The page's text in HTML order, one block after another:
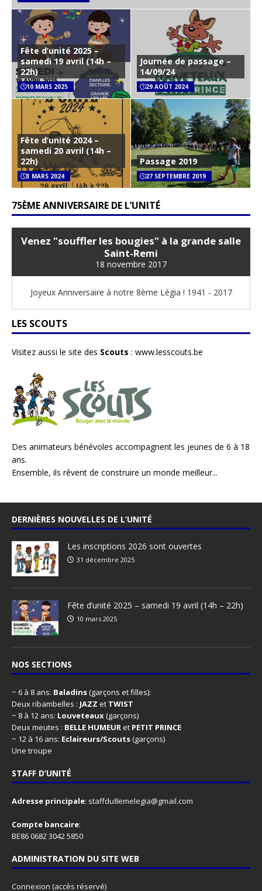
Fête d’unité 2025 –
samedi 19 avril (14h –
22h)
10 MARS 2025
Journée de passage –
14/09/24
29 AOÛT 2024
Fête d’unité 2024 –
samedi 20 avril (14h –
22h)
3 MARS 2024
Passage 2019
27 SEPTEMBRE 2019
75ÈME ANNIVERSAIRE DE L’UNITÉ
Venez "souffler les bougies" à la grande salle
Saint-Remi
18 novembre 2017
Joyeux Anniversaire à notre 8ème Légia ! 1941 - 2017
LES SCOUTS
Visitez aussi le site des Scouts : www.lesscouts.be
Des animateurs bénévoles accompagnent les jeunes de 6 à 18
ans.
Ensemble, ils rêvent de construire un monde meilleur...
DERNIÈRES NOUVELLES DE L’UNITÉ
Les inscriptions 2026 sont ouvertes
31 décembre 2025
Fête d’unité 2025 – samedi 19 avril (14h – 22h)
10 mars 2025
NOS SECTIONS
~ 6 à 8 ans: Baladins(garçons et filles):
Deux ribambelles : JAZZ et TWIST
~ 8 à 12 ans: Louveteaux(garçons)
Deux meutes : BELLE HUMEURet PETIT PRINCE
~ 12 à 16 ans: Eclaireurs/Scouts(garçons)
Une troupe
STAFF D’UNITÉ
Adresse principale: staffdu8emelegia@gmail.com
Compte bancaire:
BE86 0682 3042 5850
ADMINISTRATION DU SITE WEB
Connexion (accès réservé)